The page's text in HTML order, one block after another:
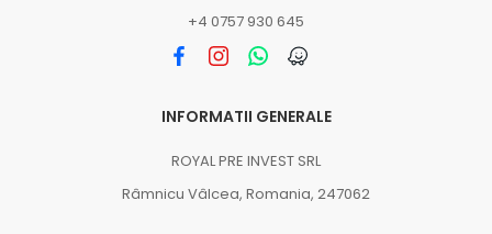
+4 0757 930 645
INFORMATII GENERALE
ROYAL PRE INVEST SRL
Râmnicu Vâlcea, Romania, 247062